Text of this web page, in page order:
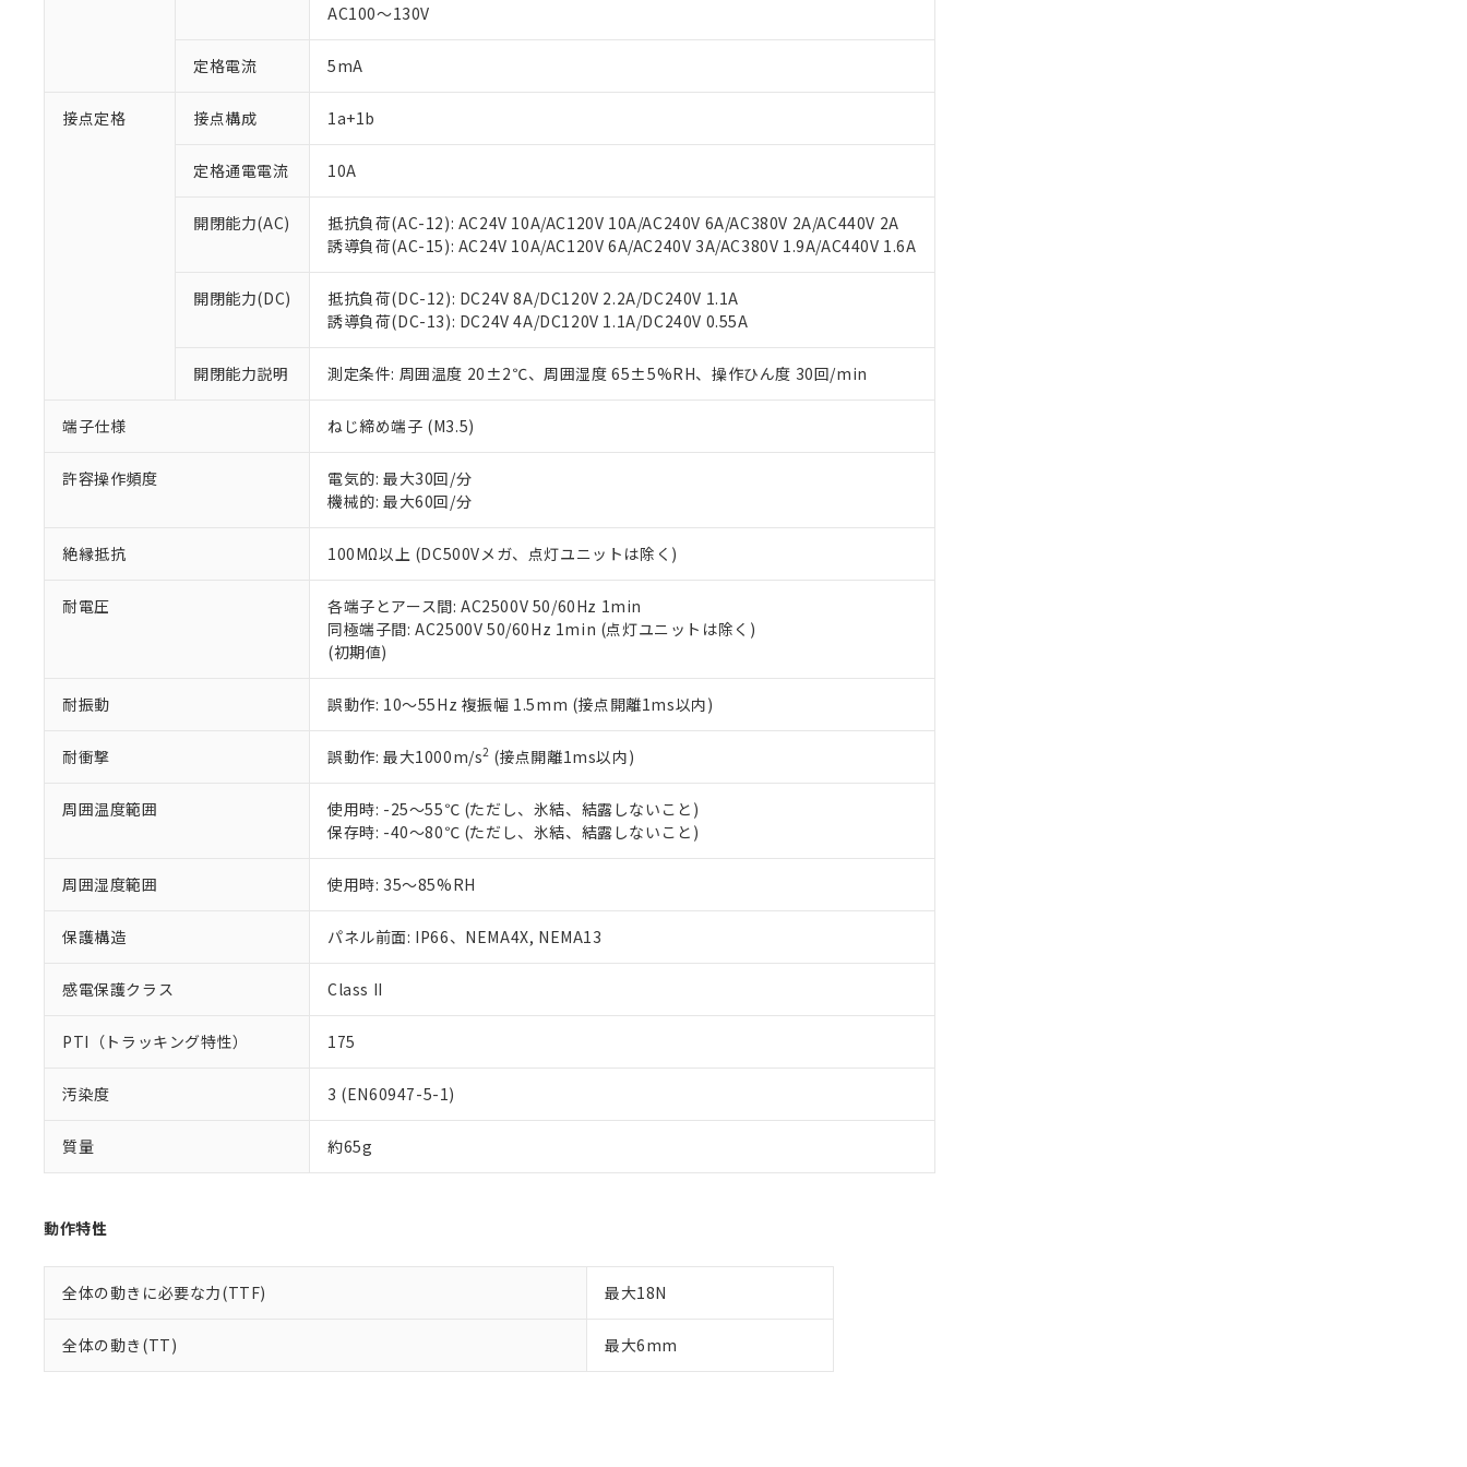
AC100～130V
定格電流 5mA
接点定格 接点構成 1a+1b
定格通電電流 10A
開閉能力(AC)
抵抗負荷(AC-12): AC24V 10A/AC120V 10A/AC240V 6A/AC380V 2A/AC440V 2A
誘導負荷(AC-15): AC24V 10A/AC120V 6A/AC240V 3A/AC380V 1.9A/AC440V 1.6A
開閉能力(DC)
抵抗負荷(DC-12): DC24V 8A/DC120V 2.2A/DC240V 1.1A
誘導負荷(DC-13): DC24V 4A/DC120V 1.1A/DC240V 0.55A
開閉能力説明 測定条件: 周囲温度 20±2℃、周囲湿度 65±5%RH、操作ひん度 30回/min
端子仕様 ねじ締め端子 (M3.5)
許容操作頻度
電気的: 最大30回/分
機械的: 最大60回/分
絶縁抵抗 100MΩ以上 (DC500Vメガ、点灯ユニットは除く)
耐電圧
各端子とアース間: AC2500V 50/60Hz 1min
同極端子間: AC2500V 50/60Hz 1min (点灯ユニットは除く)
(初期値)
耐振動 誤動作: 10～55Hz 複振幅 1.5mm (接点開離1ms以内)
耐衝撃 誤動作: 最大1000m/s2 (接点開離1ms以内)
周囲温度範囲
使用時: -25～55℃ (ただし、氷結、結露しないこと)
保存時: -40～80℃ (ただし、氷結、結露しないこと)
周囲湿度範囲 使用時: 35～85%RH
保護構造 パネル前面: IP66、NEMA4X, NEMA13
感電保護クラス Class II
PTI（トラッキング特性） 175
汚染度 3 (EN60947-5-1)
質量 約65g
動作特性
全体の動きに必要な力(TTF) 最大18N
全体の動き(TT) 最大6mm
ご利用条件
以下の条件をお読みいただき、同意のうえご利用ください。
くものです。
当社制御機器事業取扱商品の中には、本サービスの対象外となる商品もあることをご了承ください。
在庫状況および標準価格照会結果は、記載している更新日時点での社内データに基づき作成されるも
のであり、閲覧された時点での実際の在庫および標準価格とは異なる場合があることをご了承くださ
い。
正式な納期状況および標準価格はお客様のお取引先、またはお客様担当のオムロン制御機器販売店・
当社販売員にご相談ください。
オムロン制御機器販売店や当社販売拠点は「 販売ネットワーク
」をご確認ください。
在庫状況および標準価格結果を当社の事前の承諾なく第三者に漏洩または開示しないようお願いしま
す。
マイパーツ機能（部品リスト作成サービス）をご利用いただくには、I-Webメンバーズにご登録され
お客様が当ウェブサイト上で当社にご登録された部品リストについて、当社および当社の共同利用者
が、当社の製品・サービスに関するお客様との取引・商談に必要な範囲で利用することをご了承くだ
さい。
※当社の共同利用者とは、"個人情報の共同利用に関して"
いる法人を指します。
対応済み：EU RoHS指令（10物質）の非含有に対応した製品が提供可能な商品です。
調査・確認中：EU RoHS指令（10物質）の非含有の対応状況を調査中または確認中の商品です。
非該当品：ライセンス料など無形物で、有害物質有無と関係のない商品です。
仕入先様の事情により、非含有部品としていたものが、含有品と判明した場合などやむを得ず変更すること
があります。
六価クロム(Cr(Ⅵ)) 1000ppm以下、ポリ臭化ビフェニル類(PBB) 1000ppm以下、ポリ臭化ジフェニルエーテル類(PBDE) 1000ppm以下、
フタル酸ビス(2-エチルヘキシル) (DEHP)(別名：DOP) 1000ppm以下、フタル酸ブチルベンジル（BBP） 1000ppm以下、フタル酸ジブチ
ル（DBP） 1000ppm以下、フタル酸ジイソブチル (DIBP) 1000ppm以下
但し、RoHS指令で産業用監視および制御機器に対する適用除外項目は除く。
※2 対応予定月
部品在庫の切り替え状況などにより、予定月が前後することがあります。
※3 非含有証明書ダウンロード
下記の非含有証明書をダウンロードすることができます。
EU RoHS指令（10物質）の非含有証明書
51物質の非含有証明書（当社基準）
※本証明書は発行日時点で非含有を証明するもので、過去に遡って非含有を証明するものではありません。
また、RoHS指令のフタル酸エステル類４物質の対応では、対応完了までの期間は出荷製品に未対応品が
混在することから備考欄に対応日を記載しておりました。
既に当社にて対応品への在庫切替を完了していることから、特段のことがない限り、2022年1月12日よ
り割愛しております。
※1 中国RoHS○×表
「×」：最大均質材料含有率が中国RoHSの基準値を超えていることを示します。
「－」：未確認です。当社販売部門へお問い合わせください。
*中国RoHS10物質の基準値 (GB/T26572)：
DBP(フタル酸ジブチル) : 1000ppm、 DIBP(フタル酸ジイソブチル) : 1000ppm、 BBP(フタル酸ブチルベンジル) : 1000ppm、
DEHP(フタル酸ビス(2-エチルヘキシル)) : 1000ppm
※2 環境保護使用期限
「ｅ」：有害物質（10物質）のすべてが基準値以下であることを示します。
「10」：通常の使用状況下において有害物質が外部に漏えいし、環境に深刻な影響を及ぼさない年数を意
味します。
「－」：未確認です。当社販売部門へお問い合わせください。
う）を輸出または国外への提供する場合は、日本国政府の輸出許可(または役務取引許可)を取得する
などの必要な手続きをとります。
当社は規制貨物を破棄する場合は、完全に破砕するなど、違法に輸出されないよう必要な手段を講じ
当社は貴社製品を、核兵器、ミサイル、化学兵器、生物兵器またはその他武器並びにこれらの製造装
置等に一切使用いたしません。
当社は、貴社製品を第三者に販売する場合は、上記1、2および3の内容を当該第三者に通知します。
また当社は、販売先および販売に係わる関係者が違法に輸出するおそれがある場合は、取り引きをい
たしません。
記
号
説明
○ 一定数以上の在庫あり
△ 一定数には満たないが在庫あり
－
在庫なし(最新の在庫状況については、お客様のお取引先、またはお客様担当のオムロン制御
機器販売店・当社販売員にご確認ください)
空
白
受注生産機種、また在庫状況の情報を公開していない機種